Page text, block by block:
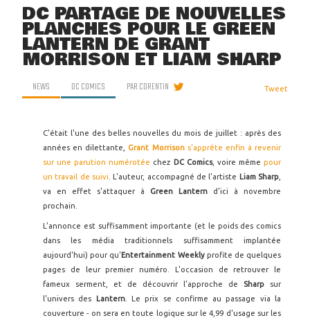
DC PARTAGE DE NOUVELLES
PLANCHES POUR LE GREEN
LANTERN DE GRANT
MORRISON ET LIAM SHARP
NEWS DC COMICS PARCORENTIN Tweet
C'était l'une des belles nouvelles du mois de juillet : après des
années en dilettante,Grant Morrisons'apprête enfin à revenir
sur une parution numérotée chez DC Comics, voire mêmepour
un travail de suivi . L'auteur, accompagné de l'artiste Liam Sharp
va en effet s'attaquer à Green Lantern d'ici à novembre
prochain.
L'annonce est suffisamment importante (et le poids des comics
dans les média traditionnels suffisamment implantée
aujourd'hui) pour qu'Entertainment Weekly profite de quelques
pages de leur premier numéro. L'occasion de retrouver le
fameux serment, et de découvrir l'approche de Sharp sur
l'univers des
Lantern. Le prix se confirme au passage via la
couverture - on sera en toute logique sur le 4,99 d'usage sur les